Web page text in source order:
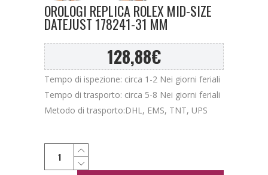
OROLOGI REPLICA ROLEX MID-SIZE
DATEJUST 178241-31 MM
128,88€
Tempo di ispezione: circa 1-2 Nei giorni feriali
Tempo di trasporto: circa 5-8 Nei giorni feriali
Metodo di trasporto:DHL, EMS, TNT, UPS